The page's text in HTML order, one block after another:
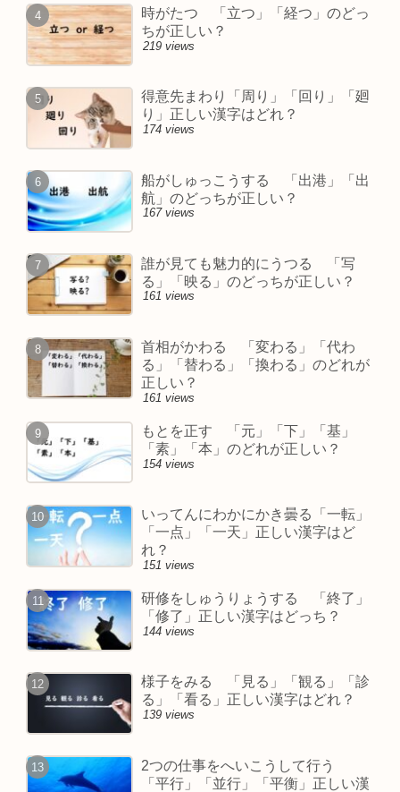
時がたつ 「立つ」「経つ」のどっ
ちが正しい？
219 views
得意先まわり「周り」「回り」「廻
り」正しい漢字はどれ？
174 views
船がしゅっこうする 「出港」「出
航」のどっちが正しい？
167 views
誰が見ても魅力的にうつる 「写
る」「映る」のどっちが正しい？
161 views
首相がかわる 「変わる」「代わ
る」「替わる」「換わる」のどれが
正しい？
161 views
もとを正す 「元」「下」「基」
「素」「本」のどれが正しい？
154 views
いってんにわかにかき曇る「一転」
「一点」「一天」正しい漢字はど
れ？
151 views
研修をしゅうりょうする 「終了」
「修了」正しい漢字はどっち？
144 views
様子をみる 「見る」「観る」「診
る」「看る」正しい漢字はどれ？
139 views
2つの仕事をへいこうして行う
「平行」「並行」「平衡」正しい漢